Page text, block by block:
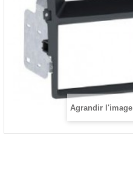
Agrandir l'image